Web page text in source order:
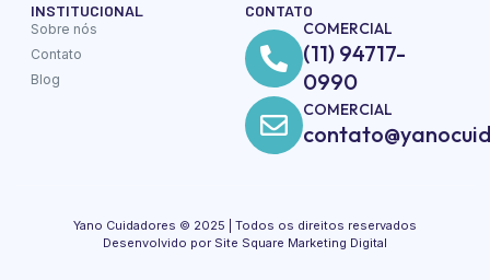
INSTITUCIONAL
Sobre nós
Contato
Blog
CONTATO
COMERCIAL
(11) 94717-
0990
COMERCIAL
Yano Cuidadores © 2025 | Todos os direitos reservados
Desenvolvido por Site Square Marketing Digital